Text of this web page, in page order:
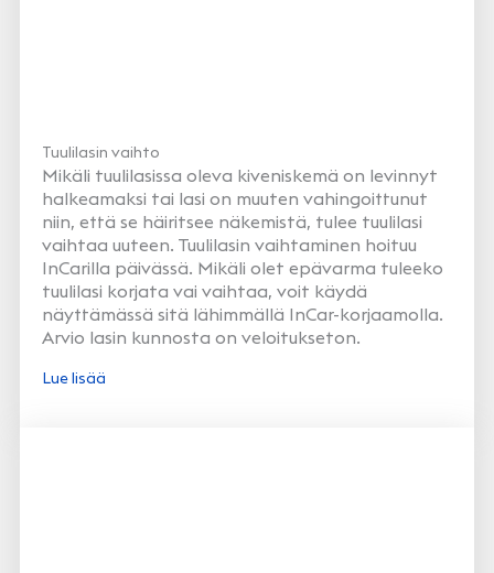
Tuulilasin vaihto
Mikäli tuulilasissa oleva kiveniskemä on levinnyt
halkeamaksi tai lasi on muuten vahingoittunut
niin, että se häiritsee näkemistä, tulee tuulilasi
vaihtaa uuteen. Tuulilasin vaihtaminen hoituu
InCarilla päivässä. Mikäli olet epävarma tuleeko
tuulilasi korjata vai vaihtaa, voit käydä
näyttämässä sitä lähimmällä InCar-korjaamolla.
Arvio lasin kunnosta on veloitukseton.
Lue lisää